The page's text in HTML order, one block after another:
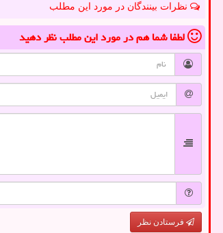
نظرات بینندگان در مورد این مطلب
لطفا شما همدر مورد این مطلبنظر دهید
فرستادن نظر